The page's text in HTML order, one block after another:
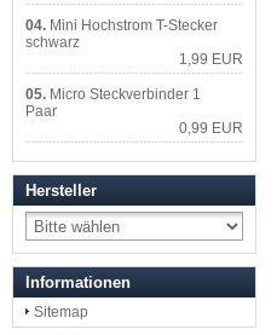
04. Mini Hochstrom T-Stecker
schwarz
1,99 EUR
05. Micro Steckverbinder 1
Paar
0,99 EUR
Hersteller
Informationen
Sitemap